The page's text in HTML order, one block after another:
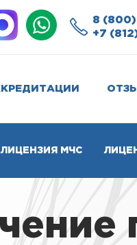
8 (800)
+7
ЛИЦЕНЗИЯ МЧС